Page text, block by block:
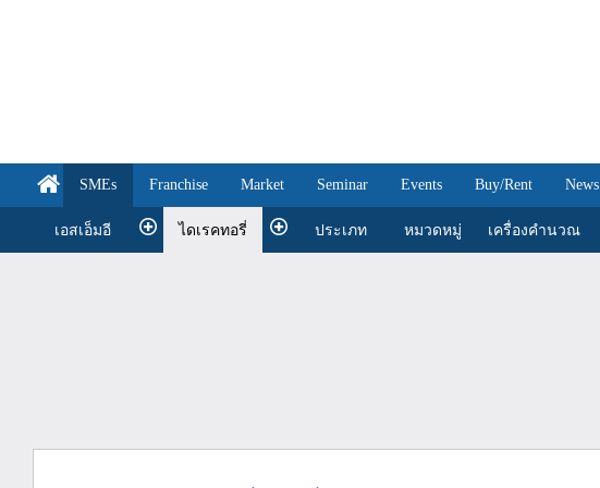
SMEs Franchise Market Seminar Events Buy/Rent News
เอสเอ็มอี ไดเรคทอรี่ ประเภท หมวดหมู่ เครื่องคำนวณ